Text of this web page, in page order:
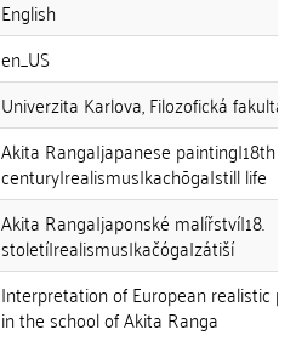
English
en_US
Univerzita Karlova, Filozofická fakulta
Akita Ranga|japanese painting|18th
century|realismus|kachōga|still life
Akita Ranga|japonské malířství|18.
století|realismus|kačóga|zátiší
Interpretation of European realistic
in the school of Akita Ranga